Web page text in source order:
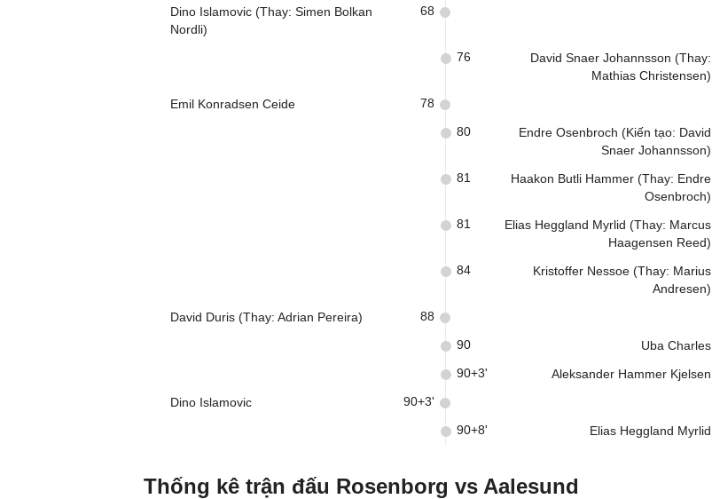
Dino Islamovic (Thay: Simen Bolkan
Nordli)
68
David Snaer Johannsson (Thay:
Mathias Christensen)
76
Emil Konradsen Ceide 78
Endre Osenbroch (Kiến tạo: David
Snaer Johannsson)
80
Haakon Butli Hammer (Thay: Endre
Osenbroch)
81
Elias Heggland Myrlid (Thay: Marcus
Haagensen Reed)
81
Kristoffer Nessoe (Thay: Marius
Andresen)
84
David Duris (Thay: Adrian Pereira) 88
Uba Charles
90
Aleksander Hammer Kjelsen
90+3'
Dino Islamovic 90+3'
Elias Heggland Myrlid
90+8'
Thống kê trận đấu Rosenborg vs Aalesund